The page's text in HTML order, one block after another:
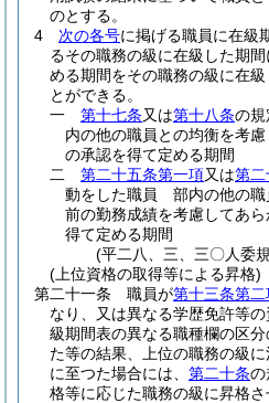
のとする。
4
次の各号に掲げる職員に在級
るその職務の級に在級した期間
める期間をその職務の級に在
とができる。
一
第十七条又は第十八条の
内の他の職員との均衡を考
の承認を得て定める期間
二
第二十五条第一項又は第二
動をした職員 部内の他の職
前の勤務成績を考慮してあ
得て定める期間
(平二八、三、三〇人委
(上位資格の取得等による昇格)
第二十一条
職員が第十三条第
なり、又は異なる学歴免許等
級期間表の異なる職種欄の区
た等の結果、上位の職務の級
に至つた場合には、 第二十条の
格等に応じた職務の級に昇格さ